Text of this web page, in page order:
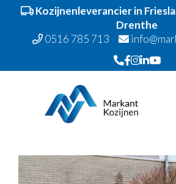
Kozijnenleverancier in
Drenthe
0516 785 713
hoofdnavigatie
hoofd